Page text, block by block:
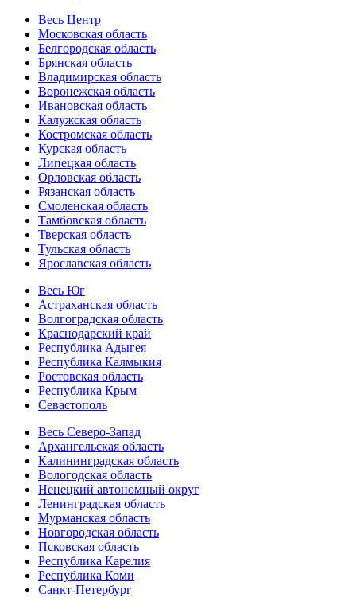
Весь Центр
Московская область
Белгородская область
Брянская область
Владимирская область
Воронежская область
Ивановская область
Калужская область
Костромская область
Курская область
Липецкая область
Орловская область
Рязанская область
Смоленская область
Тамбовская область
Тверская область
Тульская область
Ярославская область
Весь Юг
Астраханская область
Волгоградская область
Краснодарский край
Республика Адыгея
Республика Калмыкия
Ростовская область
Республика Крым
Севастополь
Весь Северо-Запад
Архангельская область
Калининградская область
Вологодская область
Ненецкий автономный округ
Ленинградская область
Мурманская область
Новгородская область
Псковская область
Республика Карелия
Республика Коми
Санкт-Петербург